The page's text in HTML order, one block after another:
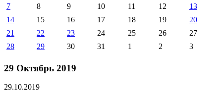
7
8 9 10 11 12
13
14
15 16 17 18 19
20
21
22 23 24 25 26
27
28
29 30 31 1 2 3
29 Октябрь 2019
29.10.2019